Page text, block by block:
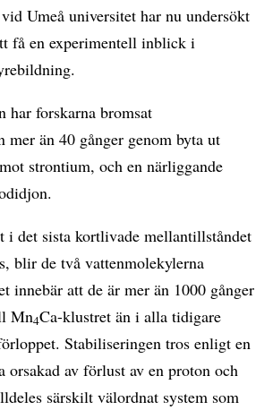
Umeå universitet har nu undersökt
få en experimentell inblick i
har forskarna bromsat
mer än 40 gånger genom byta ut
strontium, och en närliggande
i det sista kortlivade mellantillståndet
blir de två vattenmolekylerna
innebär att de är mer än 1000 gånger
Mn4Ca-klustret än i alla tidigare
Stabiliseringen tros enligt en
orsakad av förlust av en proton och
särskilt välordnat system som